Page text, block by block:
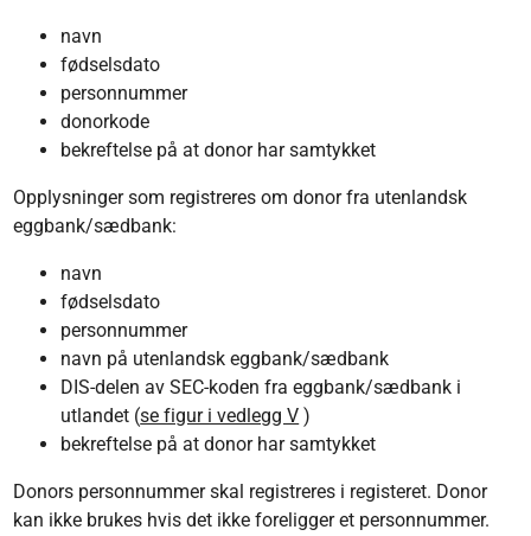
navn
fødselsdato
personnummer
donorkode
bekreftelse på at donor har samtykket
Opplysninger som registreres om donor fra utenlandsk
eggbank/sædbank:
navn
fødselsdato
personnummer
navn på utenlandsk eggbank/sædbank
DIS-delen av SEC-koden fra eggbank/sædbank i
utlandet (se figur i vedlegg V )
bekreftelse på at donor har samtykket
Donors personnummer skal registreres i registeret. Donor
kan ikke brukes hvis det ikke foreligger et personnummer.